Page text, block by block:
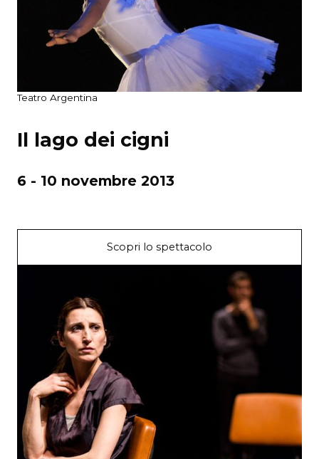
Teatro Argentina
Il lago dei cigni
6 - 10 novembre 2013
Scopri lo spettacolo